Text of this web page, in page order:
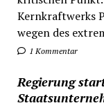
Kernkraftwerks
wegen des
1 Kommentar
Regierung